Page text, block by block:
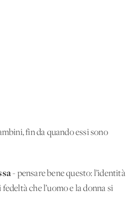
fin da quando essi sono
- pensare bene questo: l’identità
che l’uomo e la donna si